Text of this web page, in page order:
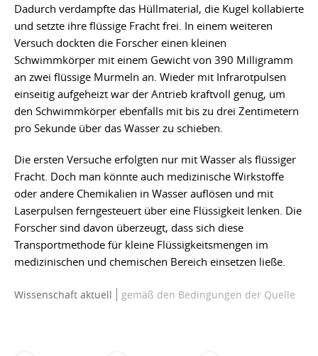
Dadurch verdampfte das Hüllmaterial, die Kugel kollabierte
und setzte ihre flüssige Fracht frei. In einem weiteren
Versuch dockten die Forscher einen kleinen
Schwimmkörper mit einem Gewicht von 390 Milligramm
an zwei flüssige Murmeln an. Wieder mit Infrarotpulsen
einseitig aufgeheizt war der Antrieb kraftvoll genug, um
den Schwimmkörper ebenfalls mit bis zu drei Zentimetern
pro Sekunde über das Wasser zu schieben.
Die ersten Versuche erfolgten nur mit Wasser als flüssiger
Fracht. Doch man könnte auch medizinische Wirkstoffe
oder andere Chemikalien in Wasser auflösen und mit
Laserpulsen ferngesteuert über eine Flüssigkeit lenken. Die
Forscher sind davon überzeugt, dass sich diese
Transportmethode für kleine Flüssigkeitsmengen im
medizinischen und chemischen Bereich einsetzen ließe.
Wissenschaft aktuell gemäß den Bedingungen der Quelle